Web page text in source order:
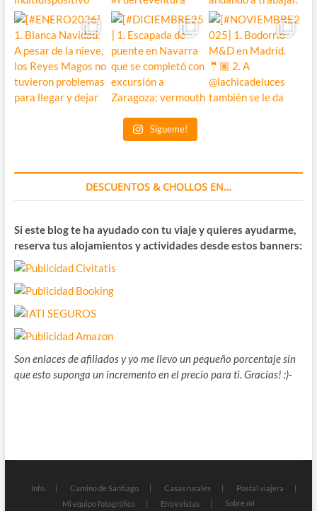
Sígueme!
DESCUENTOS & CHOLLOS EN…
Si este blog te ha ayudado con tu viaje y quieres ayudarme,
reserva tus alojamientos y actividades desde estos banners:
Son enlaces de afiliados y yo me llevo un pequeño porcentaje sin
que esto suponga un incremento en el precio para ti. Gracias! :)-
Info Camino de Santiago Casas rurales
Postal viajera
Mi equipo fotográfico
Entrevistas Sobre mí